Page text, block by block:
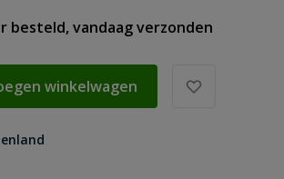
besteld, vandaag verzonden
winkelwagen